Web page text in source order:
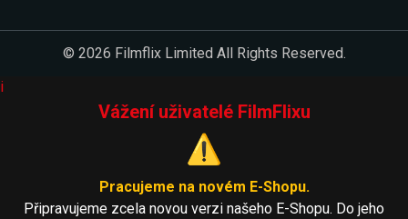
© 2026 Filmflix Limited All Rights Reserved.
i
Vážení uživatelé FilmFlixu
⚠️
Pracujeme na novém E-Shopu.
Připravujeme zcela novou verzi našeho E-Shopu. Do jeho